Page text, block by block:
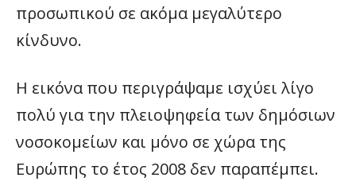
προσωπικού σε ακόμα μεγαλύτερο
κίνδυνο.
Η εικόνα που περιγράψαμε ισχύει λίγο
πολύ για την πλειοψηφεία των δημόσιων
νοσοκομείων και μόνο σε χώρα της
Ευρώπης το έτος 2008 δεν παραπέμπει.